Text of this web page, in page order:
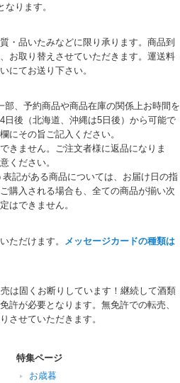
ります。
・品いたみなどに限り承ります。商品到
お取り替えさせていただきます。運送料
にてお送り下さい。
、予約商品や商品在庫の関係上お時間を
後（北海道、沖縄は5日後）から可能で
にその旨ご記入ください。
きません。ご注文者様に返品になりま
ください。
記がある商品については、お届け日の指
購入される場合も、全ての商品が揃い次
はできません。
ただけます。
メッセージカードの種類は
は固くお断りしています！継続して酒類
許が必要となります。無免許での転売、
させていただきます。
特集ページ
お歳暮